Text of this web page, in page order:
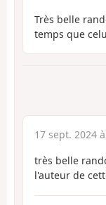
Très belle
temps que
17 sept. 2024
très belle
l'auteur de